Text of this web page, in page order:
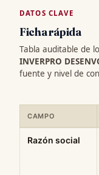
DATOS CLAVE
Ficha rápida
Tabla auditable de
INVERPRO
fuente y nivel de
CAMPO
Razón social